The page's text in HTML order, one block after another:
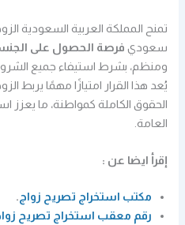
تمنح المملكة العربية السعودية
سعودي فرصة الحصول على
ومنظم، بشرط استيفاء جميع الشروط
يُعد هذا القرار امتيازًا مهمًا يربط
الحقوق الكاملة كمواطنة، ما يعزز
العامة.
إقرأ ايضا عن :
مكتب استخراج تصريح زواج.